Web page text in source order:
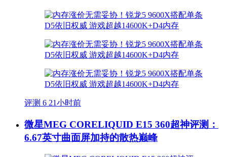
评测 6 21小时前
微星MEG CORELIQUID E15 360超神评测：
6.67英寸曲面屏加持的散热巅峰